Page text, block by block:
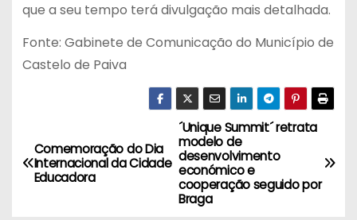
que a seu tempo terá divulgação mais detalhada.
Fonte: Gabinete de Comunicação do Município de
Castelo de Paiva
N
a
´Unique Summit´ retrata
modelo de
desenvolvimento
económico e
cooperação seguido por
Braga
Comemoração do Dia
Internacional da Cidade
Educadora